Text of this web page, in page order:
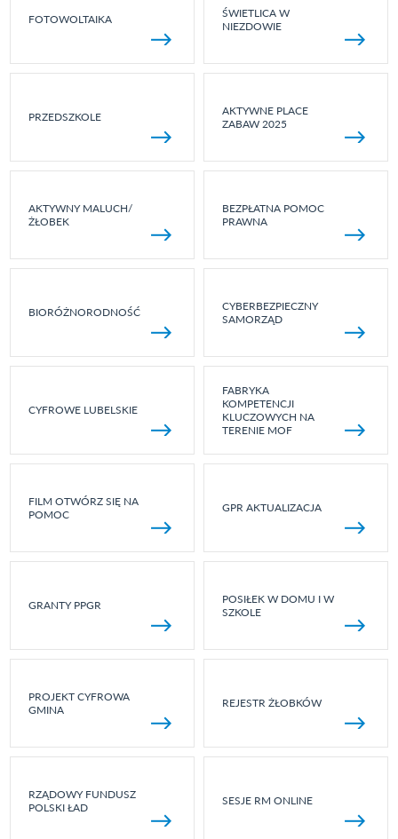
FOTOWOLTAIKA
ŚWIETLICA W
NIEZDOWIE
PRZEDSZKOLE
AKTYWNE PLACE
ZABAW 2025
AKTYWNY MALUCH/
ŻŁOBEK
BEZPŁATNA POMOC
PRAWNA
BIORÓŻNORODNOŚĆ
CYBERBEZPIECZNY
SAMORZĄD
CYFROWE LUBELSKIE
FABRYKA
KOMPETENCJI
KLUCZOWYCH NA
TERENIE MOF
FILM OTWÓRZ SIĘ NA
POMOC
GPR AKTUALIZACJA
GRANTY PPGR
POSIŁEK W DOMU I W
SZKOLE
PROJEKT CYFROWA
GMINA
REJESTR ŻŁOBKÓW
RZĄDOWY FUNDUSZ
POLSKI ŁAD
SESJE RM ONLINE